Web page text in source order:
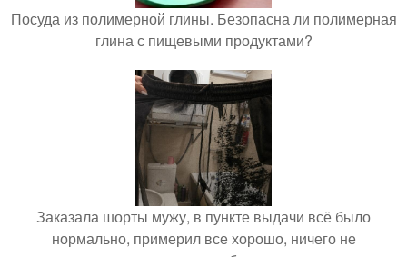
Посуда из полимерной глины. Безопасна ли полимерная
глина с пищевыми продуктами?
Заказала шорты мужу, в пункте выдачи всё было
нормально, примерил все хорошо, ничего не